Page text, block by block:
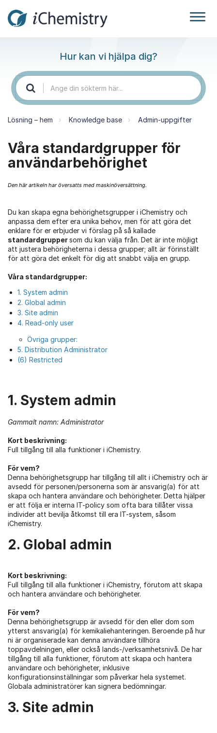
Hur kan vi hjälpa dig?
Lösning – hem Knowledge base Admin-uppgifter
Våra standardgrupper för
användarbehörighet
Den här artikeln har översatts med maskinöversättning.
Du kan skapa egna behörighetsgrupper i iChemistry och
anpassa dem efter era unika behov, men för att göra det
enklare för er erbjuder vi förslag på så kallade
standardgruppersom du kan välja från. Det är inte möjligt
att justera behörigheterna i dessa grupper; allt är förinställt
för att göra det enkelt för dig att snabbt välja en grupp.
Våra standardgrupper:
1. System admin
2. Global admin
3. Site admin
4. Read-only user
Övriga grupper:
5. Distribution Administrator
(6) Restricted
1. System admin
Gammalt namn: Administrator
Kort beskrivning:
Full tillgång till alla funktioner i iChemistry.
För vem?
Denna behörighetsgrupp har tillgång till allt i iChemistry och är
avsedd för personen/personerna som är ansvarig(a) för att
skapa och hantera användare och behörigheter. Detta hjälper
er att följa er interna IT-policy som ofta bara tillåter vissa
individer att bevilja åtkomst till era IT-system, såsom
iChemistry.
2. Global admin
Kort beskrivning:
Full tillgång till alla funktioner i iChemistry, förutom att skapa
och hantera användare och behörigheter.
För vem?
Denna behörighetsgrupp är avsedd för den eller dom som
ytterst ansvarig(a) för kemikaliehanteringen. Beroende på hur
ni är organiserade kan denna användare tillhöra
toppavdelningen, eller också lands-/verksamhetsnivå. De har
tillgång till alla funktioner, förutom att skapa och hantera
användare och behörigheter, inklusive
konfigurationsinställningar som påverkar hela systemet.
Globala administratörer kan signera bedömningar.
3. Site admin